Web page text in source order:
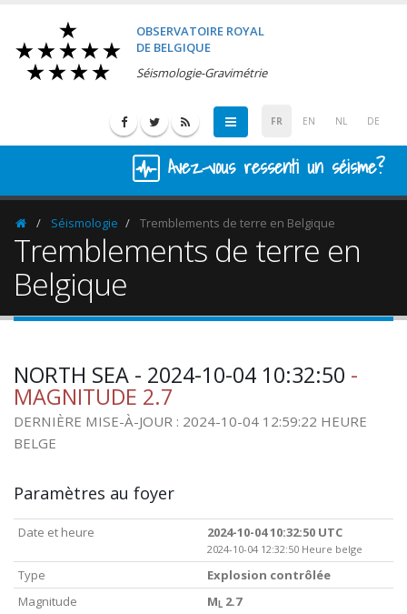
OBSERVATOIRE ROYAL
DE BELGIQUE
Séismologie-Gravimétrie
FR EN NL DE
Avez-vous ressenti un séisme?
HomepageSéismologie Tremblements de terre en Belgique
Tremblements de terre en
Belgique
NORTH SEA - 2024-10-04 10:32:50 -
MAGNITUDE 2.7
DERNIÈRE MISE-À-JOUR : 2024-10-04 12:59:22 HEURE
BELGE
Paramètres au foyer
Date et heure 2024-10-04 10:32:50 UTC
2024-10-04 12:32:50 Heure belge
Type
Explosion contrôlée
Magnitude
M L 2.7